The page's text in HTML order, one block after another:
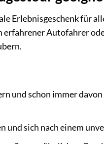
Erlebnisgeschenk für
erfahrener Autofahrer
und schon immer
und sich nach einem